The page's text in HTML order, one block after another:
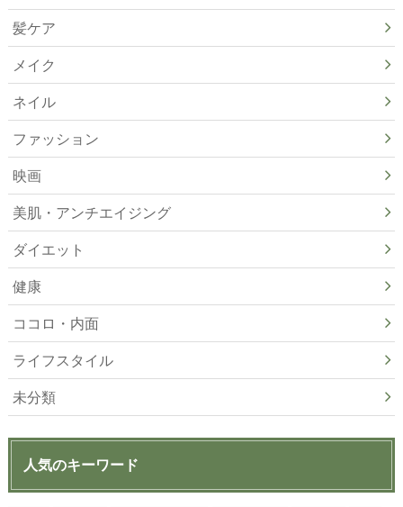
髪ケア
メイク
ネイル
ファッション
映画
美肌・アンチエイジング
ダイエット
健康
ココロ・内面
ライフスタイル
未分類
人気のキーワード